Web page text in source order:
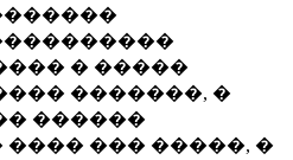
� �����
�������, �
������
��� �����, �